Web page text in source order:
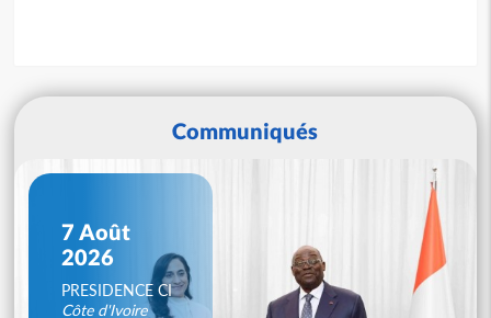
Communiqués
7 Août
2026
PRESIDENCE CI
Côte d'Ivoire